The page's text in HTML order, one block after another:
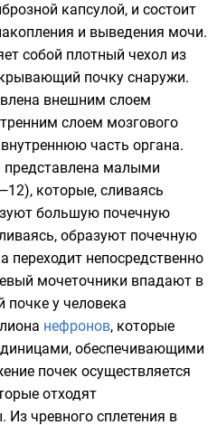
капсулой, и состоит
и выведения мочи.
собой плотный чехол из
почку снаружи.
внешним слоем
слоем мозгового
часть органа.
представлена малыми
которые, сливаясь
большую почечную
образуют почечную
переходит непосредственно
мочеточники впадают в
у человека
нефронов, которые
обеспечивающими
почек осуществляется
отходят
Из чревного сплетения в